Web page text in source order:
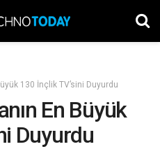
130 İnçlik TV’sini Duyurdu
En Büyük
Duyurdu